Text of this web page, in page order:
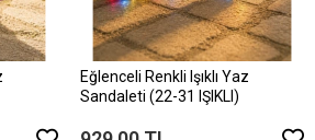
Eğlenceli Renkli Işıklı Yaz
Sandaleti (22-31 IŞIKLI)